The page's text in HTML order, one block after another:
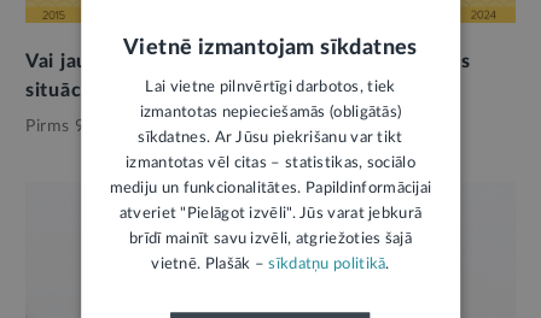
Vai jaunās marķēšanas prasības medum uzlabos
situāciju biškopībā?
Pirms 9 mēnešiem,
Vietnē izmantojam sīkdatnes
Lai vietne pilnvērtīgi darbotos, tiek
izmantotas nepieciešamās (obligātās)
sīkdatnes. Ar Jūsu piekrišanu var tikt
izmantotas vēl citas – statistikas, sociālo
mediju un funkcionalitātes. Papildinformācijai
atveriet "Pielāgot izvēli". Jūs varat jebkurā
brīdī mainīt savu izvēli, atgriežoties šajā
vietnē. Plašāk –sīkdatņu politikā.